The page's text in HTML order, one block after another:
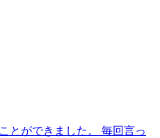
とができました。 毎回言っ